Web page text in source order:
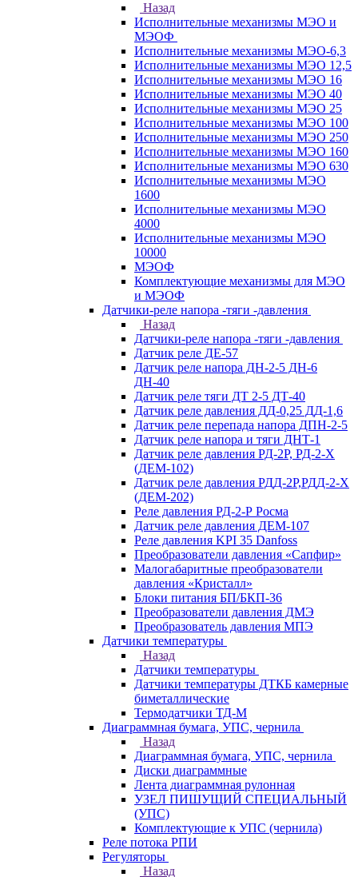
Назад
Исполнительные механизмы МЭО и
МЭОФ
Исполнительные механизмы МЭО-6,3
Исполнительные механизмы МЭО 12,5
Исполнительные механизмы МЭО 16
Исполнительные механизмы МЭО 40
Исполнительные механизмы МЭО 25
Исполнительные механизмы МЭО 100
Исполнительные механизмы МЭО 250
Исполнительные механизмы МЭО 160
Исполнительные механизмы МЭО 630
Исполнительные механизмы МЭО
1600
Исполнительные механизмы МЭО
4000
Исполнительные механизмы МЭО
10000
МЭОФ
Комплектующие механизмы для МЭО
и МЭОФ
Датчики-реле напора -тяги -давления
Назад
Датчики-реле напора -тяги -давления
Датчик реле ДЕ-57
Датчик реле напора ДН-2-5 ДН-6
ДН-40
Датчик реле тяги ДТ 2-5 ДТ-40
Датчик реле давления ДД-0,25 ДД-1,6
Датчик реле перепада напора ДПН-2-5
Датчик реле напора и тяги ДНТ-1
Датчик реле давления РД-2Р, РД-2-Х
(ДЕМ-102)
Датчик реле давления РДД-2Р,РДД-2-Х
(ДЕМ-202)
Реле давления РД-2-Р Росма
Датчик реле давления ДЕМ-107
Реле давления KPI 35 Danfoss
Преобразователи давления «Сапфир»
Малогабаритные преобразователи
давления «Кристалл»
Блоки питания БП/БКП-36
Преобразователи давления ДМЭ
Преобразователь давления МПЭ
Датчики температуры
Назад
Датчики температуры
Датчики температуры ДТКБ камерные
биметаллические
Термодатчики ТД-М
Диаграммная бумага, УПС, чернила
Назад
Диаграммная бумага, УПС, чернила
Диски диаграммные
Лента диаграммная рулонная
УЗЕЛ ПИШУЩИЙ СПЕЦИАЛЬНЫЙ
(УПС)
Комплектующие к УПС (чернила)
Реле потока РПИ
Регуляторы
Назад